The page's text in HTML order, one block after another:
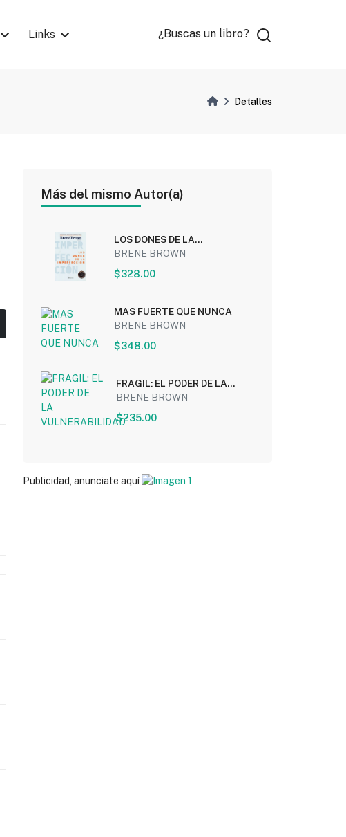
Links ¿Buscas un libro?
Detalles
Más del mismo Autor(a)
LOS DONES DE LA
IMPERFECCION (EDICION 10...
BRENE BROWN
$328.00
MAS FUERTE QUE NUNCA
BRENE BROWN
$348.00
FRAGIL: EL PODER DE LA
VULNERABILIDAD
BRENE BROWN
$235.00
Publicidad, anunciate aquí